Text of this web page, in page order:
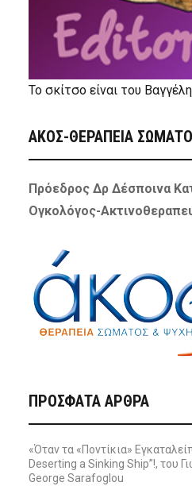
Το σκίτσο είναι του
ΑΚΟΣ-ΘΕΡΑΠΕΙΑ
Πρόεδρος Δρ Δέσποινα
Ογκολόγος-
ΠΡΌΣΦΑΤΑ ΆΡΘΡΑ
«Όταν τα «Ποντίκια»
Deserting a Sinking Ship”!, του
George Sarafoglou